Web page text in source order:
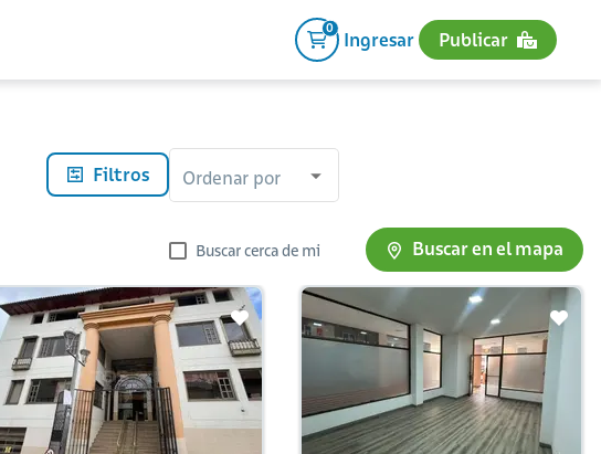
0
Ingresar Publicar
Filtros Ordenar por
Buscar cerca de mi Buscar en el mapa